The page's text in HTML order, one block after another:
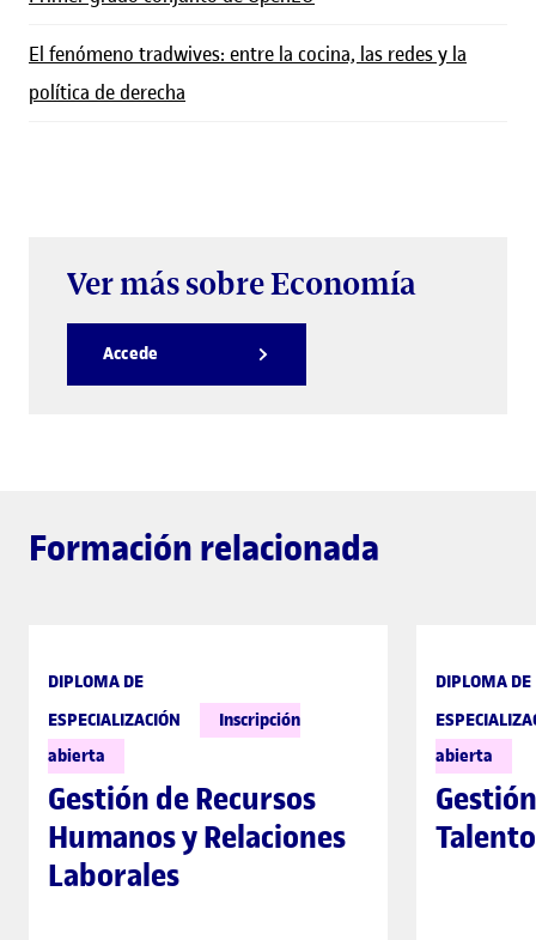
El fenómeno tradwives: entre la cocina, las redes y la
política de derecha
Ver más sobre Economía
Accede
Formación relacionada
DIPLOMA DE
ESPECIALIZACIÓN
Inscripción
abierta
Gestión de Recursos
Humanos y Relaciones
Laborales
DIPLOMA DE
abierta
Talento